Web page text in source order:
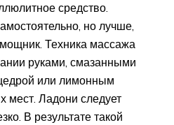
средство.
но лучше,
Техника массажа
руками, смазанными
или лимонным
мест. Ладони следует
В результате такой